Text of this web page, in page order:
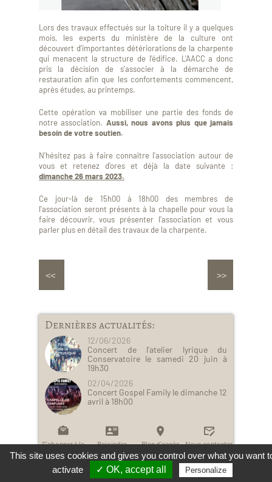
Lors des travaux effectués sur la toiture il y a quelques
mois, les experts du ministère de la culture ont
découvert d’importantes détériorations de la charpente
qui menacent la structure de l'édifice. L'AACC a donc
pris la décision de s'associer à la démarche de
restauration afin que les confortements commencent,
après études, au printemps.
Cette opération va mobiliser une partie des fonds de
notre association. Aussi, nous avons plus que jamais
besoin de votre soutien.
N'hésitez pas à faire connaître l'association autour de
vous et retenez d'ores et déjà la date suivante :
dimanche 26 mars 2023.
Ce jour-là de 15h00 à 18h00 des membres de
l'association seront présents à la chapelle pour vous la
faire découvrir, vous présenter l'association et vous
parler plus en détail des travaux de la charpente.
Dernières actualités:
12/06/2026
Concert de l'atelier lyrique du
Conservatoire le samedi 20 juin à
19h30
02/04/2026
Concert Gospel Family le dimanche 12
avril à 18h00
S'abonner à la
newsletter
Rejoindre
l'association
Plan d'accès
& horaires
Nous contacter
Mentions légales et vie privée (RGPD) Réalisation : Xooloop Studio
This site uses cookies and gives you control over what you want
activate
✓ OK, accept all Personalize